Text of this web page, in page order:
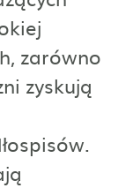
zarówno
zyskują